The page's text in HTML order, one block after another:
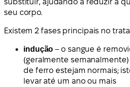
substituir, ajudando a reduzir a
seu corpo.
Existem 2 fases principais no
indução – o sangue é
(geralmente
de ferro estejam normais;
levar até um ano ou mais